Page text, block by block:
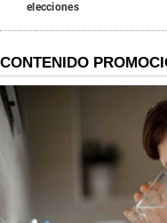
elecciones